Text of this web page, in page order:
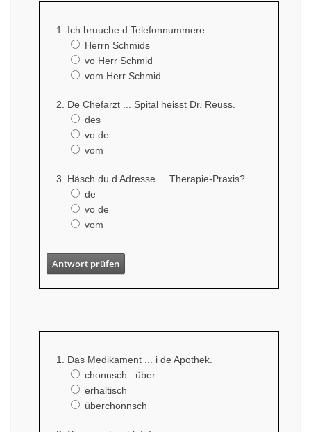
Ich bruuche d Telefonnummere ... .
Herrn Schmids
vo Herr Schmid
vom Herr Schmid
De Chefarzt ... Spital heisst Dr. Reuss.
des
vo de
vom
Häsch du d Adresse ... Therapie-Praxis?
de
vo de
vom
Antwort prüfen
Das Medikament ... i de Apothek.
chonnsch...über
erhaltisch
überchonnsch